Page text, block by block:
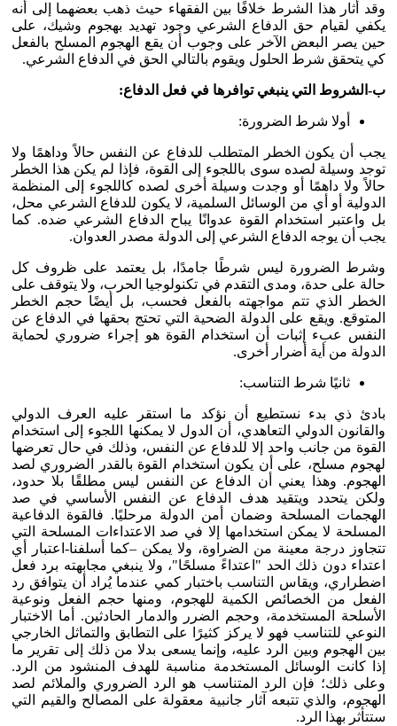
وقد أثار هذا الشرط خلافًا بين الفقهاء حيث ذهب بعضهما إلى أنه
يكفي لقيام حق الدفاع الشرعي وجود تهديد بهجوم وشيك، على
حين يصر البعض الآخر على وجوب أن يقع الهجوم المسلح بالفعل
كي يتحقق شرط الحلول ويقوم بالتالي الحق في الدفاع الشرعي.
ب-الشروط التي ينبغي توافرها في فعل الدفاع:
أولا شرط الضرورة:
يجب أن يكون الخطر المتطلب للدفاع عن النفس حالاً وداهمًا ولا
توجد وسيلة لصده سوى باللجوء إلى القوة، فإذا لم يكن هذا الخطر
حالاً ولا داهمًا أو وجدت وسيلة أخرى لصده كاللجوء إلى المنظمة
الدولية أو أي من الوسائل السلمية، لا يكون للدفاع الشرعي محل،
بل واعتبر استخدام القوة عدوانًا يباح الدفاع الشرعي ضده. كما
يجب أن يوجه الدفاع الشرعي إلى الدولة مصدر العدوان.
وشرط الضرورة ليس شرطًا جامدًا، بل يعتمد على ظروف كل
حالة على حدة، ومدى التقدم في تكنولوجيا الحرب، ولا يتوقف على
الخطر الذي تتم مواجهته بالفعل فحسب، بل أيضًا حجم الخطر
المتوقع. ويقع على الدولة الضحية التي تحتج بحقها في الدفاع عن
النفس عبء إثبات أن استخدام القوة هو إجراء ضروري لحماية
الدولة من أية أضرار أخرى.
ثانيًا شرط التناسب:
بادئ ذي بدء نستطيع أن نؤكد ما استقر عليه العرف الدولي
والقانون الدولي التعاهدي، أن الدول لا يمكنها اللجوء إلى استخدام
القوة من جانب واحد إلا للدفاع عن النفس، وذلك في حال تعرضها
لهجوم مسلح، على أن يكون استخدام القوة بالقدر الضروري لصد
الهجوم. وهذا يعني أن الدفاع عن النفس ليس مطلقًا بلا حدود،
ولكن يتحدد ويتقيد هدف الدفاع عن النفس الأساسي في صد
الهجمات المسلحة وضمان أمن الدولة مرحليًا. فالقوة الدفاعية
المسلحة لا يمكن استخدامها إلا في صد الاعتداءات المسلحة التي
تتجاوز درجة معينة من الضراوة، ولا يمكن –كما أسلفنا-اعتبار أي
اعتداء دون ذلك الحد "اعتداءً مسلحًا"، ولا ينبغي مجابهته برد فعل
اضطراري، ويقاس التناسب باختبار كمي عندما يُراد أن يتوافق رد
الفعل من الخصائص الكمية للهجوم، ومنها حجم الفعل ونوعية
الأسلحة المستخدمة، وحجم الضرر والدمار الحادثين. أما الاختبار
النوعي للتناسب فهو لا يركز كثيرًا على التطابق والتماثل الخارجي
بين الهجوم وبين الرد عليه، وإنما يسعى بدلا من ذلك إلى تقرير ما
إذا كانت الوسائل المستخدمة مناسبة للهدف المنشود من الرد.
وعلى ذلك؛ فإن الرد المتناسب هو الرد الضروري والملائم لصد
الهجوم، والذي تتبعه آثار جانبية معقولة على المصالح والقيم التي
ستتأثر بهذا الرد.